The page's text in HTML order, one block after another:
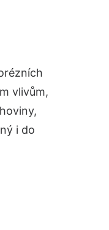
vlivům,
i do